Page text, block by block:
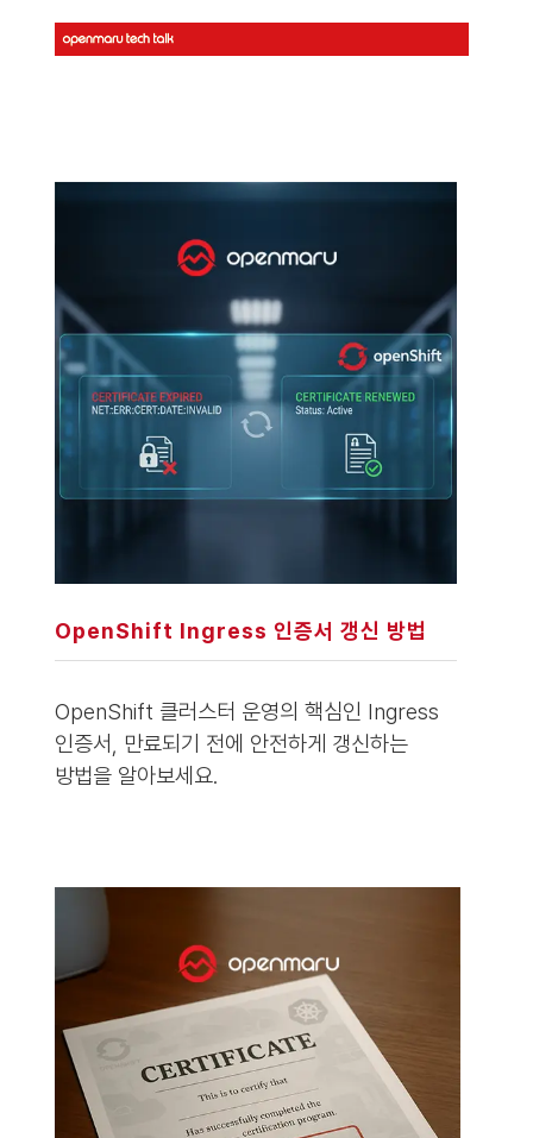
OpenShift Ingress 인증서 갱신 방법
OpenShift 클러스터 운영의 핵심인 Ingress
인증서, 만료되기 전에 안전하게 갱신하는
방법을 알아보세요.